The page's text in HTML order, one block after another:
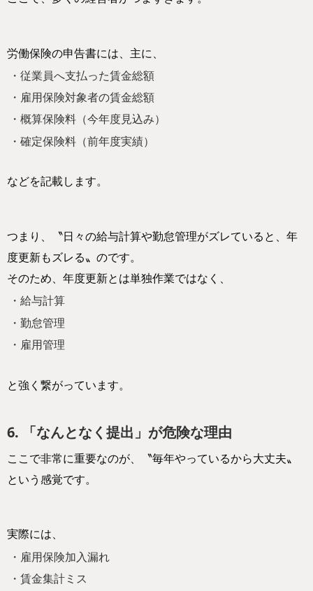
労働保険の申告書には、主に、
・従業員へ支払った賃金総額
・雇用保険対象者の賃金総額
・概算保険料（今年度見込み）
・確定保険料（前年度実績）
などを記載します。
つまり、〝日々の給与計算や勤怠管理がズレていると、年
度更新もズレる〟のです。
そのため、年度更新とは単独作業ではなく、
・給与計算
・勤怠管理
・雇用管理
と強く繋がっています。
6. 「なんとなく提出」が危険な理由
ここで非常に重要なのが、〝毎年やっているから大丈夫〟
という感覚です。
実際には、
・雇用保険加入漏れ
・賃金集計ミス